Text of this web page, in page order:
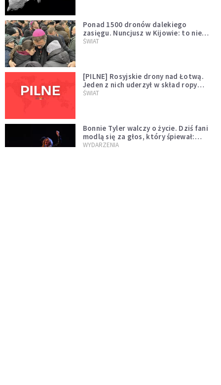
Ponad 1500 dronów dalekiego
zasięgu. Nuncjusz w Kijowie: to nie
wygląda na wolę zakończenia wojny
ŚWIAT
[PILNE] Rosyjskie drony nad Łotwą.
Jeden z nich uderzył w skład ropy
naftowej
ŚWIAT
Bonnie Tyler walczy o życie. Dziś fani
modlą się za głos, który śpiewał:
"Lord, help me"
WYDARZENIA